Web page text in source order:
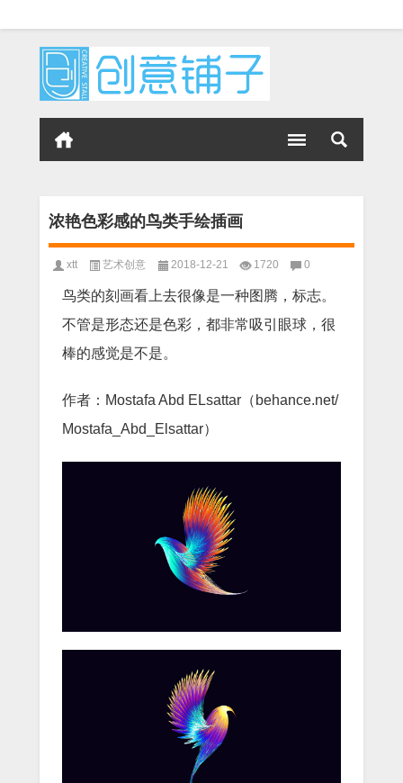
浓艳色彩感的鸟类手绘插画
xtt 艺术创意 2018-12-21 1720 0
鸟类的刻画看上去很像是一种图腾，标志。
不管是形态还是色彩，都非常吸引眼球，很
棒的感觉是不是。
作者：Mostafa Abd ELsattar（behance.net/
Mostafa_Abd_Elsattar）